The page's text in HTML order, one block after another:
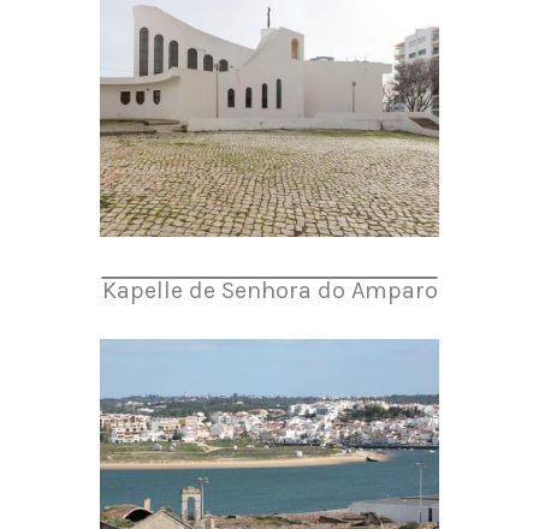
Kapelle de Senhora do Amparo